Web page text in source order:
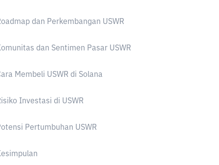
dan Perkembangan USWR
dan Sentimen Pasar USWR
Membeli USWR di Solana
Investasi di USWR
Pertumbuhan USWR